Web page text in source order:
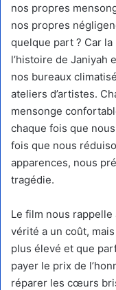
nos propres
nos propres
quelque part ? Car
l’histoire de Janiyah
nos bureaux
ateliers d’artistes.
mensonge
chaque fois que
fois que nous
apparences, nous
tragédie.
Le film nous
vérité a un coût,
plus élevé et que
payer le prix de
réparer les cœurs